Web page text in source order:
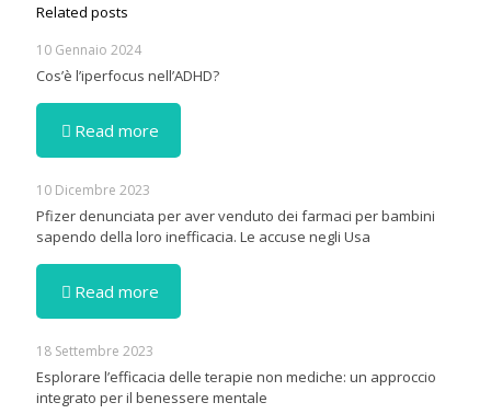
Related posts
10 Gennaio 2024
Cos’è l’iperfocus nell’ADHD?
Read more
10 Dicembre 2023
Pfizer denunciata per aver venduto dei farmaci per bambini
sapendo della loro inefficacia. Le accuse negli Usa
Read more
18 Settembre 2023
Esplorare l’efficacia delle terapie non mediche: un approccio
integrato per il benessere mentale